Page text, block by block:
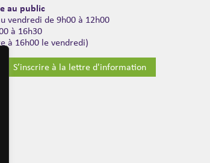
au public
vendredi de 9h00 à 12h00
à 16h30
à 16h00 le vendredi)
S’inscrire à la lettre d'information